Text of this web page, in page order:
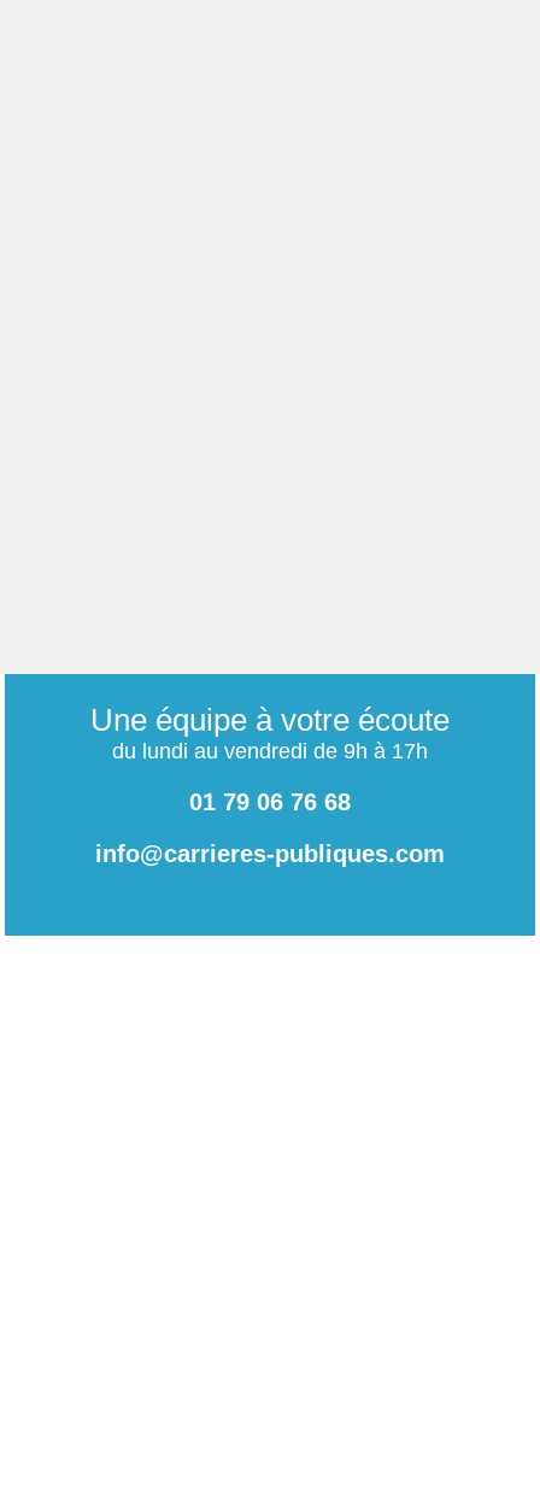
Une équipe à votre écoute
du lundi au vendredi de 9h à 17h
01 79 06 76 68
info@carrieres-publiques.com